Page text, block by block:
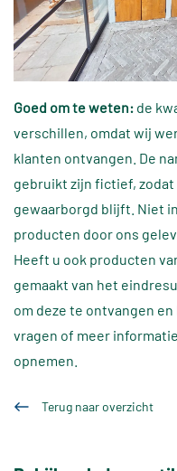
Goed om te weten: de
verschillen, omdat wij
klanten ontvangen. De
gebruikt zijn fictief, zodat
gewaarborgd blijft. Niet
producten door ons
Heeft u ook producten
gemaakt van het
om deze te ontvangen
vragen of meer
opnemen.
Terug naar overzicht